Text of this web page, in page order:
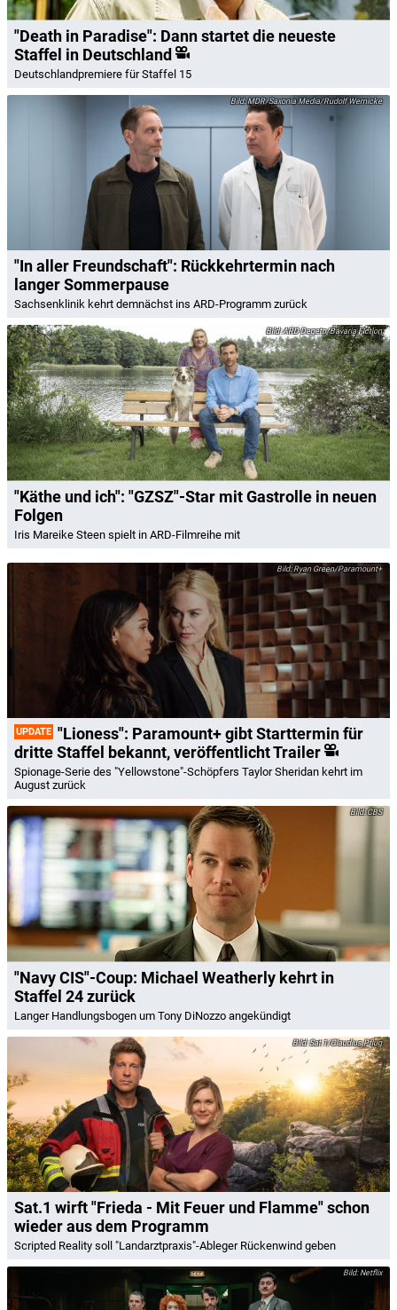
"Death in Paradise": Dann startet die neueste
Staffel in Deutschland
Deutschlandpremiere für Staffel 15
MDR/Saxonia Media/Rudolf Wernicke
"In aller Freundschaft": Rückkehrtermin nach
langer Sommerpause
Sachsenklinik kehrt demnächst ins ARD-Programm zurück
ARD Degeto/Bavaria Fiction
"Käthe und ich": "GZSZ"-Star mit Gastrolle in neuen
Folgen
Iris Mareike Steen spielt in ARD-Filmreihe mit
Ryan Green/Paramount+
UPDATE "Lioness": Paramount+ gibt Starttermin für
dritte Staffel bekannt, veröffentlicht Trailer
Spionage-Serie des "Yellowstone"-Schöpfers Taylor Sheridan kehrt im
August zurück
CBS
"Navy CIS"-Coup: Michael Weatherly kehrt in
Staffel 24 zurück
Langer Handlungsbogen um Tony DiNozzo angekündigt
Sat.1/Claudius Pflug
Sat.1 wirft "Frieda - Mit Feuer und Flamme" schon
wieder aus dem Programm
Scripted Reality soll "Landarztpraxis"-Ableger Rückenwind geben
Netflix